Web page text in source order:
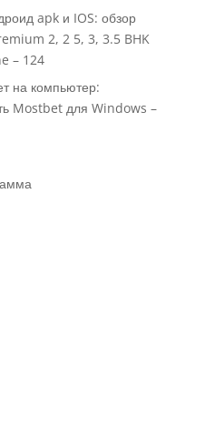
apk и IOS: обзор
2, 2 5, 3, 3.5 BHK
– 124
на компьютер:
Mostbet для Windows –